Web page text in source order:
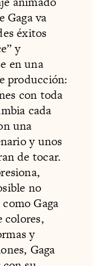
Gaga va
éxitos
y
en una
producción:
con toda
cada
una
y unos
de tocar.
no
Gaga
colores,
y
Gaga